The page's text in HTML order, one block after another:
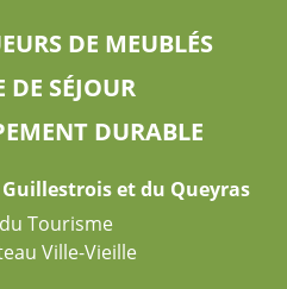
DE MEUBLÉS
DE SÉJOUR
DURABLE
et du Queyras
Tourisme
Ville-Vieille